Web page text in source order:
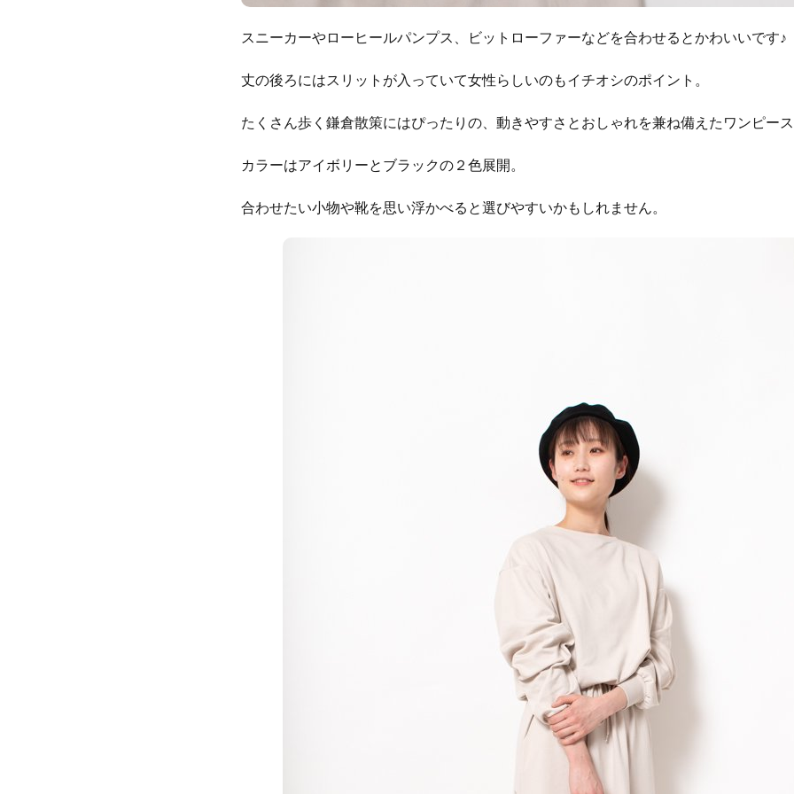
スニーカーやローヒールパンプス、ビットローファーなどを合わせるとかわいいです♪
丈の後ろにはスリットが入っていて女性らしいのもイチオシのポイント。
たくさん歩く鎌倉散策にはぴったりの、動きやすさとおしゃれを兼ね備えたワンピー
カラーはアイボリーとブラックの２色展開。
合わせたい小物や靴を思い浮かべると選びやすいかもしれません。